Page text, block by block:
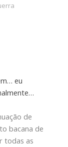
eu
de
bacana de
todas as